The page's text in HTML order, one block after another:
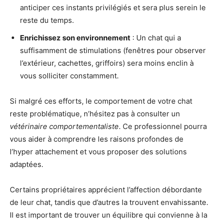
anticiper ces instants privilégiés et sera plus serein le
reste du temps.
Enrichissez son environnement : Un chat qui a
suffisamment de stimulations (fenêtres pour observer
l’extérieur, cachettes, griffoirs) sera moins enclin à
vous solliciter constamment.
Si malgré ces efforts, le comportement de votre chat
reste problématique, n’hésitez pas à consulter un
vétérinaire comportementaliste. Ce professionnel pourra
vous aider à comprendre les raisons profondes de
l’hyper attachement et vous proposer des solutions
adaptées.
Certains propriétaires apprécient l’affection débordante
de leur chat, tandis que d’autres la trouvent envahissante.
Il est important de trouver un équilibre qui convienne à la